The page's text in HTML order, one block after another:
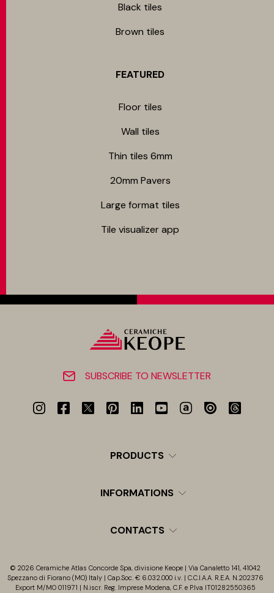
Black tiles
Brown tiles
FEATURED
Floor tiles
Wall tiles
Thin tiles 6mm
20mm Pavers
Large format tiles
Tile visualizer app
SUBSCRIBE TO NEWSLETTER
PRODUCTS
INFORMATIONS
CONTACTS
© 2026 Ceramiche Atlas Concorde Spa, divisione Keope | Via Canaletto 141, 41042
Spezzano di Fiorano (MO) Italy | Cap.Soc. € 6.032.000 i.v. | C.C.I.A.A. R.E.A. N.202376
Export M/MO 011971 | N.iscr. Reg. Imprese Modena, C.F. e P.Iva IT01282550365